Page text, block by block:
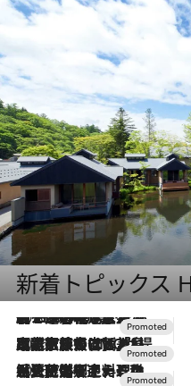
新着トピックス
2026.8.7
【トンボの足水浴】ヒノキの香りに包まれて涼感マックス！約13℃の湧水かけ流しを避暑地「星野温泉 トンボの湯」で体験
2026.7.31
【ホテル帰省】という選択肢をOMOが提案。家族とほどよい距離を保つには「昼は実家、夜は気兼ねなくホテルで！」
2026.7.24
【夏限定ディナーコース】旬を迎える稚鮎や花ズッキーニなどをイタリア・トスカーナの郷土料理の手法で満喫！